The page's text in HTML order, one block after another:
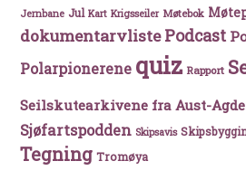
Jernbane Jul Kart Krigsseiler Møtebok
dokumentarvlistePodcast
Polarpionerene quiz Rapport
Seilskutearkivene fra Aust-
Sjøfartspodden Skipsavis
Tegning Tromøya